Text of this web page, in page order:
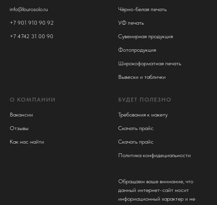
info@burosolo.ru
+7 901 910 90 92
+7 4742 31 00 90
Чёрно-белая печать
УФ печать
Сувенирная продукция
Фотопродукция
Широкоформатная печать
Вывески и таблички
О КОМПАНИИ
Вакансии
Отзывы
Как нас найти
БУДЕТ ПОЛЕЗНО
Требования к макету
Скачать прайс
Скачать прайс
Политика конфидециальности
Обращаем ваше внимание, что
данный интернет-сайт носит
информационный характер и не